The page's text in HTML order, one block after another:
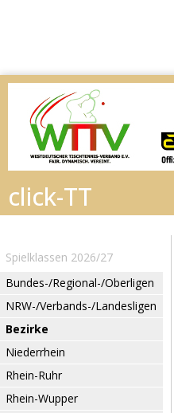
Spielklassen 2026/27
Bundes-/Regional-/Oberligen
NRW-/Verbands-/Landesligen
Bezirke
Niederrhein
Rhein-Ruhr
Rhein-Wupper